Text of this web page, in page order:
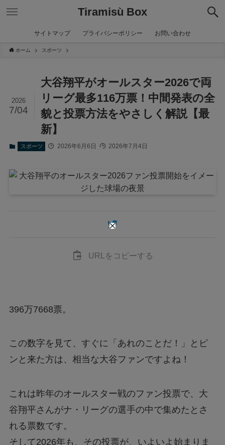
Tiramisù Box
サイトマップ プライバシーポリシー お問い合わせ
ホーム スポーツ
大谷翔平がオールスター2026で両
リーグ最多116万票！中間発表の全
貌と投票方法をやさしく解説【最
新】
2026
7/04
スポーツ 2026年6月6日 2026年7月4日
URLをコピーする
396万7668票。
この数字を見て、すぐに「あれのことだ！」とピ
ンと来た方は、相当な大谷ファンですよね！
これは昨年のオールスター戦のファン投票で、大
谷翔平さんがナ・リーグの選手の中で集めたとさ
れる票数です。
そして2026年も、その投票が、いよいよ始まりま